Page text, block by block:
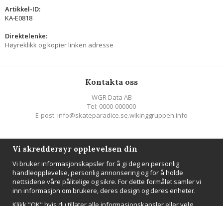
Artikkel-ID:
KA-E0818
Direktelenke:
Høyreklikk og kopier linken adresse
Kontakta oss
WGR Data AB
Tel: 0000-000000
E-post: info@skateparadice.se.wikinggruppen.info
NYHETSBREV
Vi skreddersyr opplevelsen din
Vi bruker informasjonskapsler for å gi deg en personlig
handleopplevelse, personlig annonsering og for å holde
nettsidene våre pålitelige og sikre. For dette formålet samler vi
inn informasjon om brukere, deres design og deres enheter.